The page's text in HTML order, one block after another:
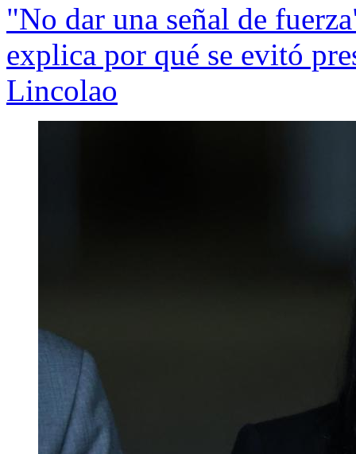
"No dar una señal de
explica por qué se evitó
Lincolao